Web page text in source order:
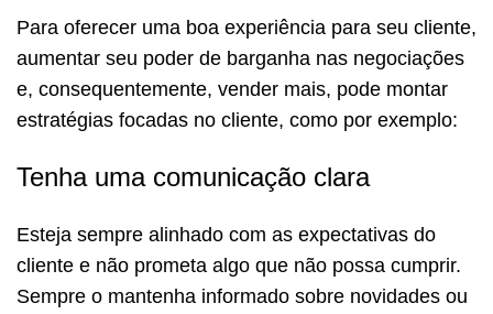
Para oferecer uma boa experiência para seu cliente,
aumentar seu poder de barganha nas negociações
e, consequentemente, vender mais, pode montar
estratégias focadas no cliente, como por exemplo:
Tenha uma comunicação clara
Esteja sempre alinhado com as expectativas do
cliente e não prometa algo que não possa cumprir.
Sempre o mantenha informado sobre novidades ou